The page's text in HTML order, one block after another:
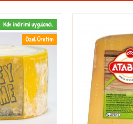
Özel Üretim
Kdv indirimi uygulandı.